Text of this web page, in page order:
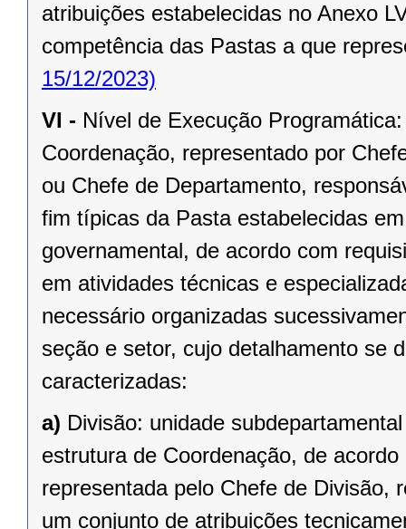
atribuições estabelecidas no Anexo
competência das Pastas a que
15/12/2023)
VI - Nível de Execução
Coordenação, representado por
ou Chefe de Departamento,
fim típicas da Pasta estabelecidas
governamental, de acordo com
em atividades técnicas e
necessário organizadas
seção e setor, cujo detalhamento se
caracterizadas:
a) Divisão: unidade
estrutura de Coordenação, de
representada pelo Chefe de Divisão,
um conjunto de atribuições